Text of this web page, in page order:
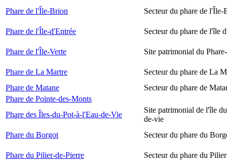
Phare de l'Île-Brion
Secteur du phare de l'Île-
Phare de l'Île-d'Entrée Secteur du phare de l'île
Phare de l'Île-Verte Site patrimonial du
Phare de La Martre
Secteur du phare de La
Phare de Matane
Secteur du phare de
Phare de Pointe-des-Monts
Phare des Îles-du-Pot-à-l'Eau-de-Vie
Site patrimonial de l'île
de-vie
Phare du Borgot
Secteur du phare du
Phare du Pilier-de-Pierre
Secteur du phare du